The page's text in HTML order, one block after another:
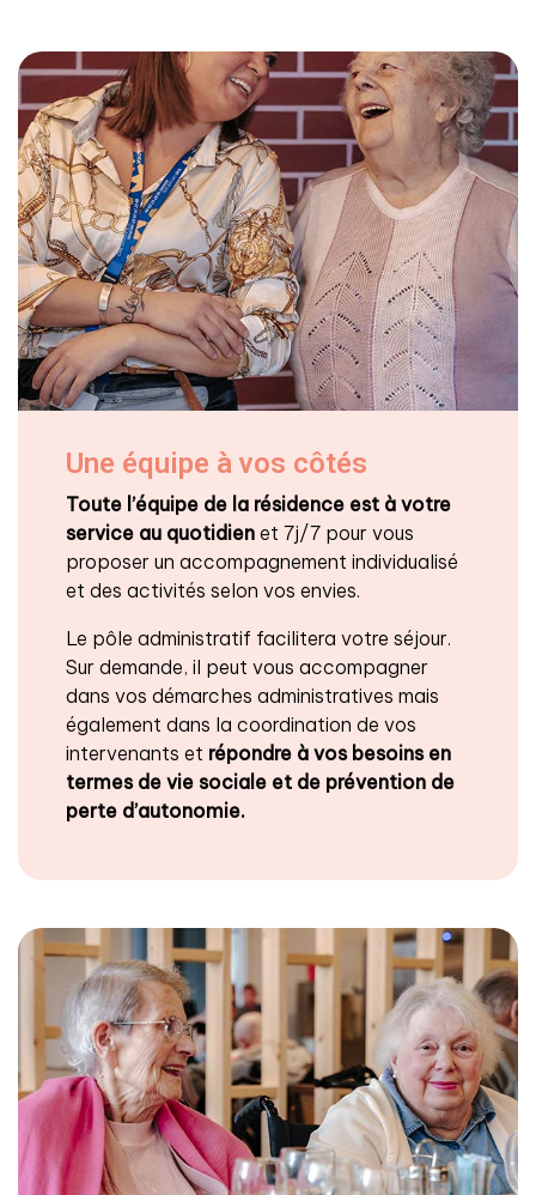
Une équipe à vos côtés
Toute l’équipe de la résidence est à votre
service au quotidien et 7j/7 pour vous
proposer un accompagnement individualisé
et des activités selon vos envies.
Le pôle administratif facilitera votre séjour.
Sur demande, il peut vous accompagner
dans vos démarches administratives mais
également dans la coordination de vos
intervenants et répondre à vos besoins en
termes de vie sociale et de prévention de
perte d’autonomie.